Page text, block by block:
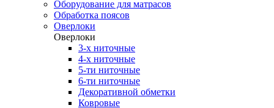
Оборудование для матрасов
Обработка поясов
Оверлоки
Оверлоки
3-х ниточные
4-х ниточные
5-ти ниточные
6-ти ниточные
Декоративной обметки
Ковровые